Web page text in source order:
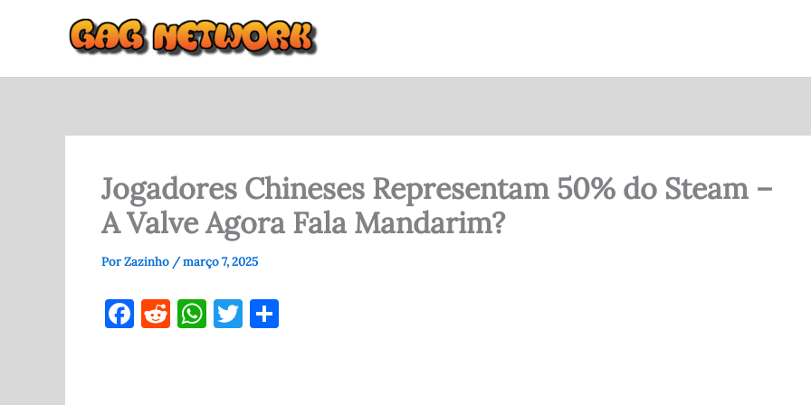
conteúdo
Jogadores Chineses Representam 50% do Steam –
A Valve Agora Fala Mandarim?
PorZazinho /março 7, 2025
F R W T